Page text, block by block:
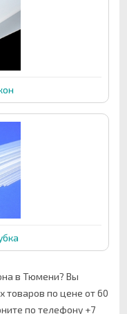
в Тюмени? Вы
товаров по цене от 60
по телефону +7